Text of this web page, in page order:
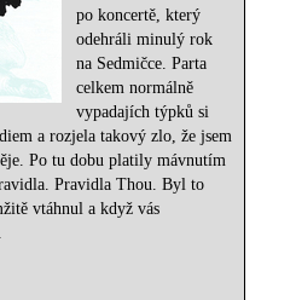
po koncertě, který
odehráli minulý rok
na Sedmičce. Parta
celkem normálně
vypadajích týpků si
a rozjela takový zlo, že jsem
Po tu dobu platily mávnutím
Pravidla Thou. Byl to
vtáhnul a když vás